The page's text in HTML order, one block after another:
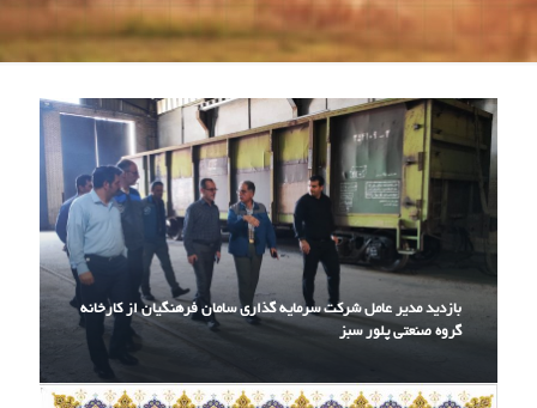
بازدید مدیر عامل شرکت سرمایه گذاری سامان فرهنگیان از کارخانه
گروه صنعتی پلور سبز